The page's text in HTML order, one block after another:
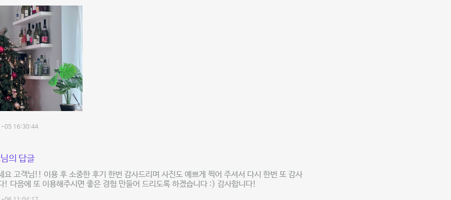
05 16:30:44
의 답글
요 고객님!! 이용 후 소중한 후기 한번 감사드리며 사진도 예쁘게 찍어 주셔서 다시 한번 또 감사
! 다음에 또 이용해주시면 좋은 경험 만들어 드리도록 하겠습니다 :) 감사합니다!